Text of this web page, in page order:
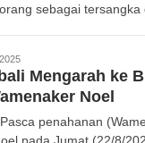
sebagai
Mengarah ke
Noel
penahanan